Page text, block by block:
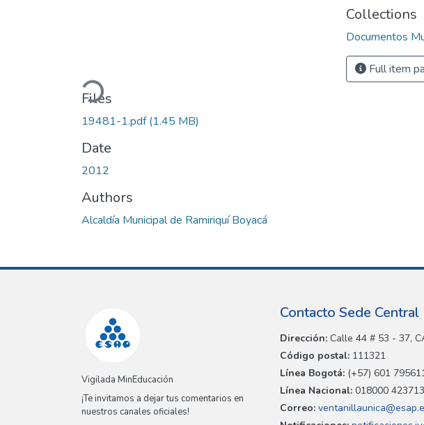
Loading...
Files
19481-1.pdf(1.45 MB)
Date
2012
Authors
Alcaldía Municipal de Ramiriquí Boyacá
Collections
Documentos
Full item
Vigilada MinEducación
¡Te invitamos a dejar tus comentarios en
nuestros canales oficiales!
Contacto Sede Central
Dirección: Calle 44 # 53 - 37,
Código postal: 111321
Línea Bogotá: (+57) 601
Línea Nacional: 018000 423713
Correo: